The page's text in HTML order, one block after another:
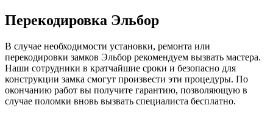
Перекодировка Эльбор
В случае необходимости установки, ремонта или
перекодировки замков Эльбор рекомендуем вызвать мастера.
Наши сотрудники в кратчайшие сроки и безопасно для
конструкции замка смогут произвести эти процедуры. По
окончанию работ вы получите гарантию, позволяющую в
случае поломки вновь вызвать специалиста бесплатно.